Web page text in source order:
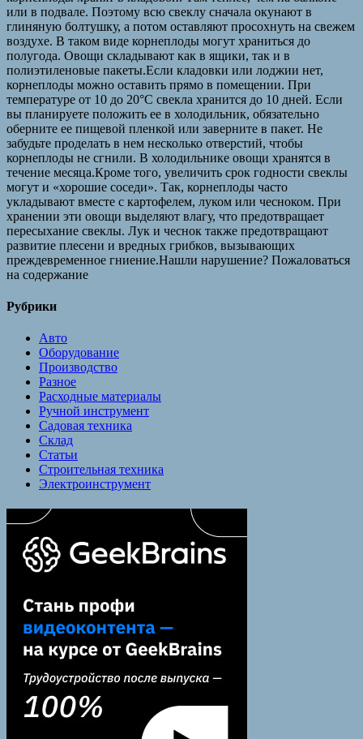
или в подвале. Поэтому всю свеклу сначала окунают в
глиняную болтушку, а потом оставляют просохнуть на свежем
воздухе. В таком виде корнеплоды могут храниться до
полугода. Овощи складывают как в ящики, так и в
полиэтиленовые пакеты.Если кладовки или лоджии нет,
корнеплоды можно оставить прямо в помещении. При
температуре от 10 до 20°C свекла хранится до 10 дней. Если
вы планируете положить ее в холодильник, обязательно
оберните ее пищевой пленкой или заверните в пакет. Не
забудьте проделать в нем несколько отверстий, чтобы
корнеплоды не сгнили. В холодильнике овощи хранятся в
течение месяца.Кроме того, увеличить срок годности свеклы
могут и «хорошие соседи». Так, корнеплоды часто
укладывают вместе с картофелем, луком или чесноком. При
хранении эти овощи выделяют влагу, что предотвращает
пересыхание свеклы. Лук и чеснок также предотвращают
развитие плесени и вредных грибков, вызывающих
преждевременное гниение.Нашли нарушение? Пожаловаться
на содержание
Рубрики
Авто
Оборудование
Производство
Разное
Расходные материалы
Ручной инструмент
Садовая техника
Склад
Статьи
Строительная техника
Электроинструмент